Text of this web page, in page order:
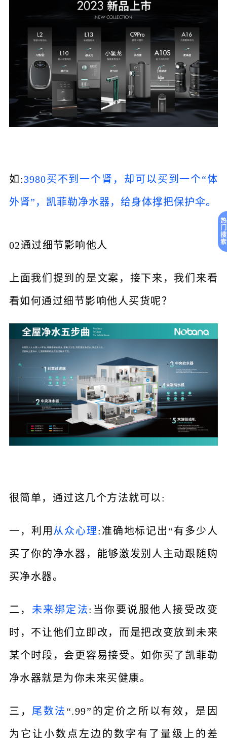
如:3980买不到一个肾，却可以买到一个“体
外肾”，凯菲勒净水器，给身体撑把保护伞。
02通过细节影响他人
上面我们提到的是文案，接下来，我们来看
看如何通过细节影响他人买货呢？
很简单，通过这几个方法就可以:
一，利用 从众心理:准确地标记出“有多少人
买了你的净水器，能够激发别人主动跟随购
买净水器。
二， 未来绑定法:当你要说服他人接受改变
时，不让他们立即改，而是把改变放到未来
某个时段，会更容易接受。如你买了凯菲勒
净水器就是为你未来买健康。
三， 尾数法 “.99”的定价之所以有效，是因
为它让小数点左边的数字有了量级上的差
热
门
搜
索